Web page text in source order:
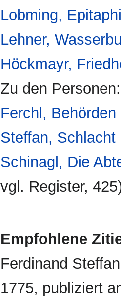
Lobming,
Lehner,
Höckmayr,
Zu den Personen:
Ferchl,
Steffan, Schlacht
Schinagl, Die
vgl. Register,
Empfohlene
Ferdinand
1775, publiziert